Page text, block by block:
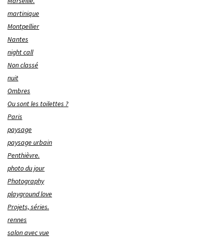
martinique
Montpellier
Nantes
night call
Non classé
nuit
Ombres
Ou sont les toilettes ?
Paris
paysage
paysage urbain
Penthièvre.
photo du jour
Photography
playground love
Projets, séries.
rennes
salon avec vue